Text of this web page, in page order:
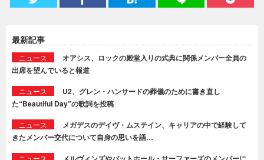
最新記事
ニュース
オアシス、ロックの殿堂入りの式典に関係メンバー全員の
出席を望んでいると報道
ニュース
U2、グレン・ハンサードの葬儀のために書き直し
た“Beautiful Day”の歌詞を投稿
ニュース
メガデスのデイヴ・ムステイン、キャリアの中で経験して
きたメンバー交代について自身の思いを語…
ニュース